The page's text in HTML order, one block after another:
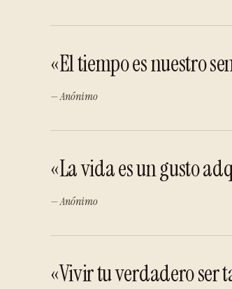
«El tiempo es nuestro
— Anónimo
«La vida es un gusto
— Anónimo
«Vivir tu verdadero ser